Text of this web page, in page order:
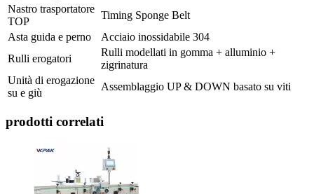
Nastro trasportatore
TOP
Timing Sponge Belt
Asta guida e perno
Acciaio inossidabile 304
Rulli erogatori
Rulli modellati in gomma + alluminio +
zigrinatura
Unità di erogazione
su e giù
Assemblaggio UP & DOWN basato su viti
prodotti correlati